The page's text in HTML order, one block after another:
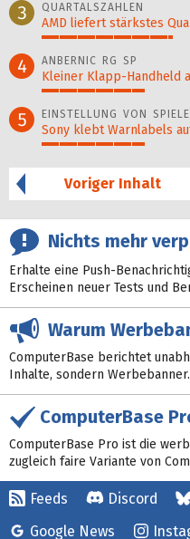
3 QUARTALSZAHLEN
AMD liefert stärkstes
4 ANBERNIC RG SP
Kleiner Klapp-Hand­held
5 EINSTELLUNG VON
Sony klebt Warnlabels
Voriger Inhalt
Nichts mehr
Erhalte eine Push-
Erscheinen neuer Tests und
Warum
ComputerBase berichtet
Inhalte, sondern Werbebanner.
ComputerBase
ComputerBase Pro ist die
zugleich faire Variante von
Feeds Discord
Google News